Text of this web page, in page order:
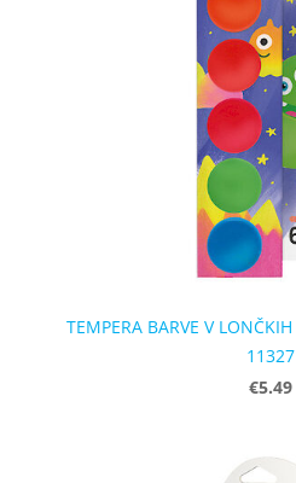
TEMPERA BARVE V
11327
€5.49